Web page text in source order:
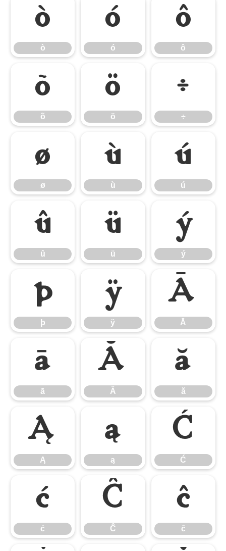
ò
ò
ó
ó
ô
ô
õ
õ
ö
ö
÷
÷
ø
ø
ù
ù
ú
ú
û
û
ü
ü
ý
ý
þ
þ
ÿ
ÿ
Ā
Ā
ā
ā
Ă
Ă
ă
ă
Ą
Ą
ą
ą
Ć
Ć
ć
ć
Ĉ
Ĉ
ĉ
ĉ